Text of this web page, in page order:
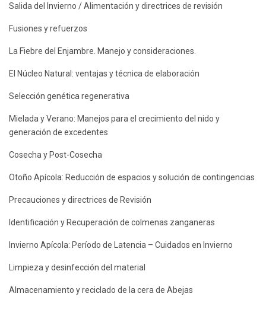
Salida del Invierno / Alimentación y directrices de revisión
Fusiones y refuerzos
La Fiebre del Enjambre. Manejo y consideraciones.
El Núcleo Natural: ventajas y técnica de elaboración
Selección genética regenerativa
Mielada y Verano: Manejos para el crecimiento del nido y
generación de excedentes
Cosecha y Post-Cosecha
Otoño Apícola: Reducción de espacios y solución de contingencias
Precauciones y directrices de Revisión
Identificación y Recuperación de colmenas zanganeras
Invierno Apícola: Período de Latencia – Cuidados en Invierno
Limpieza y desinfección del material
Almacenamiento y reciclado de la cera de Abejas